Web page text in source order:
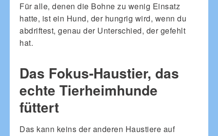
Für alle, denen die Bohne zu wenig Einsatz
hatte, ist ein Hund, der hungrig wird, wenn du
abdriftest, genau der Unterschied, der gefehlt
hat.
Das Fokus-Haustier, das
echte Tierheimhunde
füttert
Das kann keins der anderen Haustiere auf